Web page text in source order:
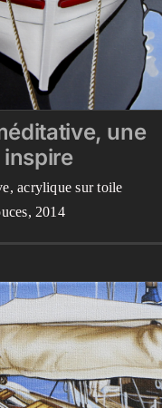
une
acrylique sur toile
2014